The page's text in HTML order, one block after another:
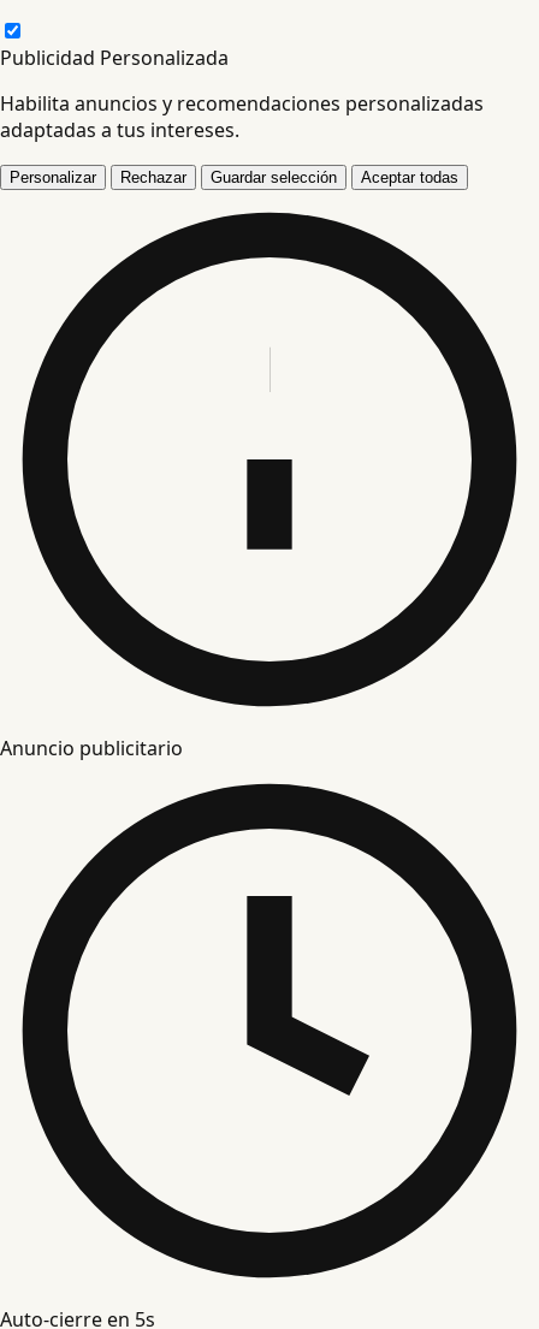
Publicidad Personalizada
Habilita anuncios y recomendaciones personalizadas
adaptadas a tus intereses.
Personalizar Rechazar Guardar selección Aceptar todas
Anuncio publicitario
Auto-cierre en 4s